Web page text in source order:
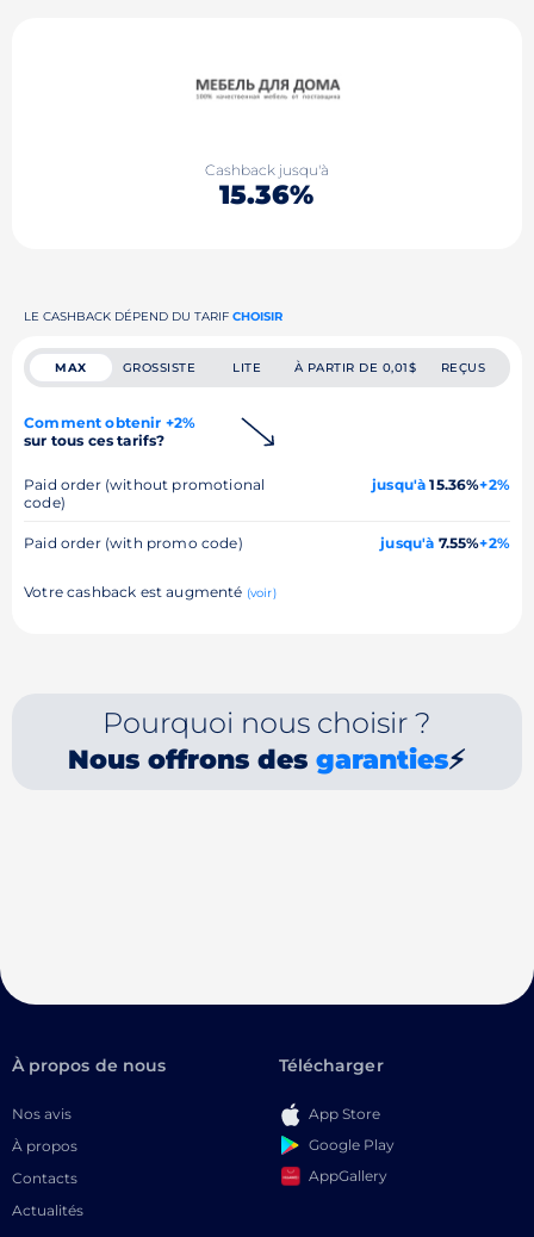
Cashback jusqu'à
15.36%
LE CASHBACK DÉPEND DU TARIF CHOISIR
MAX GROSSISTE LITE À PARTIR DE 0,01$ REÇUS
Comment obtenir +2%
sur tous ces tarifs?
Paid order (without promotional
code)
jusqu'à 15.36%+2%
Paid order (with promo code) jusqu'à 7.55%+2%
Votre cashback est augmenté (voir)
Pourquoi nous choisir ?
Nous offrons desgaranties⚡
À propos de nous
Nos avis
À propos
Contacts
Actualités
Télécharger
App Store
Google Play
AppGallery